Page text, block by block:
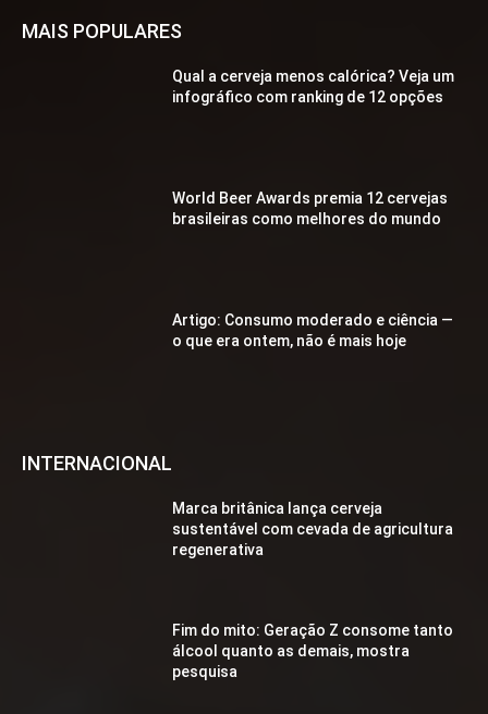
MAIS POPULARES
Qual a cerveja menos calórica? Veja um
infográfico com ranking de 12 opções
World Beer Awards premia 12 cervejas
brasileiras como melhores do mundo
Artigo: Consumo moderado e ciência —
o que era ontem, não é mais hoje
INTERNACIONAL
Marca britânica lança cerveja
sustentável com cevada de agricultura
regenerativa
Fim do mito: Geração Z consome tanto
álcool quanto as demais, mostra
pesquisa